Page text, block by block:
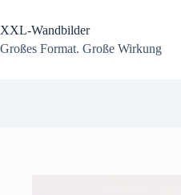
springen
XXL-Wandbilder
Großes Format. Große Wirkung